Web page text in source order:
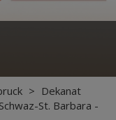
> Dekanat
Schwaz-St. Barbara -